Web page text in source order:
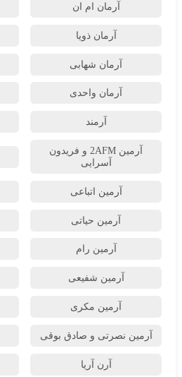
آرمان ام ان
آرمان ذویا
آرمان شهابی
آرمان واحدی
آرمند
آرمین 2AFM و فریدون
آسرایی
آرمین اتباعی
آرمین حیاتی
آرمین رام
آرمین شفیعی
آرمین مکری
آرمین نصرتی و صادق بوقی
آرن آریا